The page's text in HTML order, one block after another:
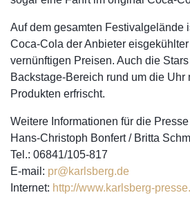
Auf dem gesamten Festivalgelände
Coca-Cola der Anbieter
vernünftigen Preisen. Auch die
Backstage-Bereich rund um die Uhr
Produkten erfrischt.
Weitere Informationen für die
Hans-Christoph Bonfert / Britta
Tel.: 06841/105-817
E-mail: pr@karlsberg.de
Internet: http://www.karlsberg-